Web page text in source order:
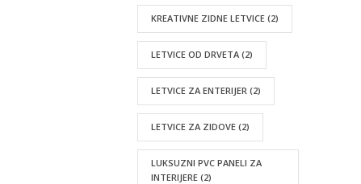
KREATIVNE ZIDNE LETVICE (2)
LETVICE OD DRVETA (2)
LETVICE ZA ENTERIJER (2)
LETVICE ZA ZIDOVE (2)
LUKSUZNI PVC PANELI ZA
INTERIJERE (2)